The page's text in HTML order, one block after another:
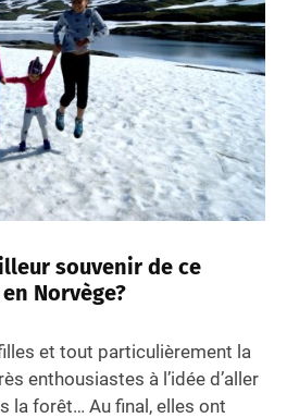
souvenir de ce
Norvège?
et tout particulièrement la
enthousiastes à l’idée d’aller
la forêt… Au final, elles ont